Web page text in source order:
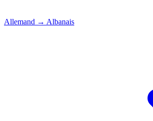
Allemand → Albanais